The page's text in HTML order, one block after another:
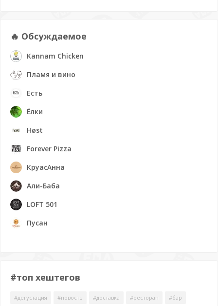
🔥 Обсуждаемое
Kannam Chicken
Пламя и вино
Есть
Ёлки
Høst
Forever Pizza
КруасАнна
Али-Баба
LOFT 501
Пусан
#топ хештегов
#дегустация #новость #доставка #ресторан #бар